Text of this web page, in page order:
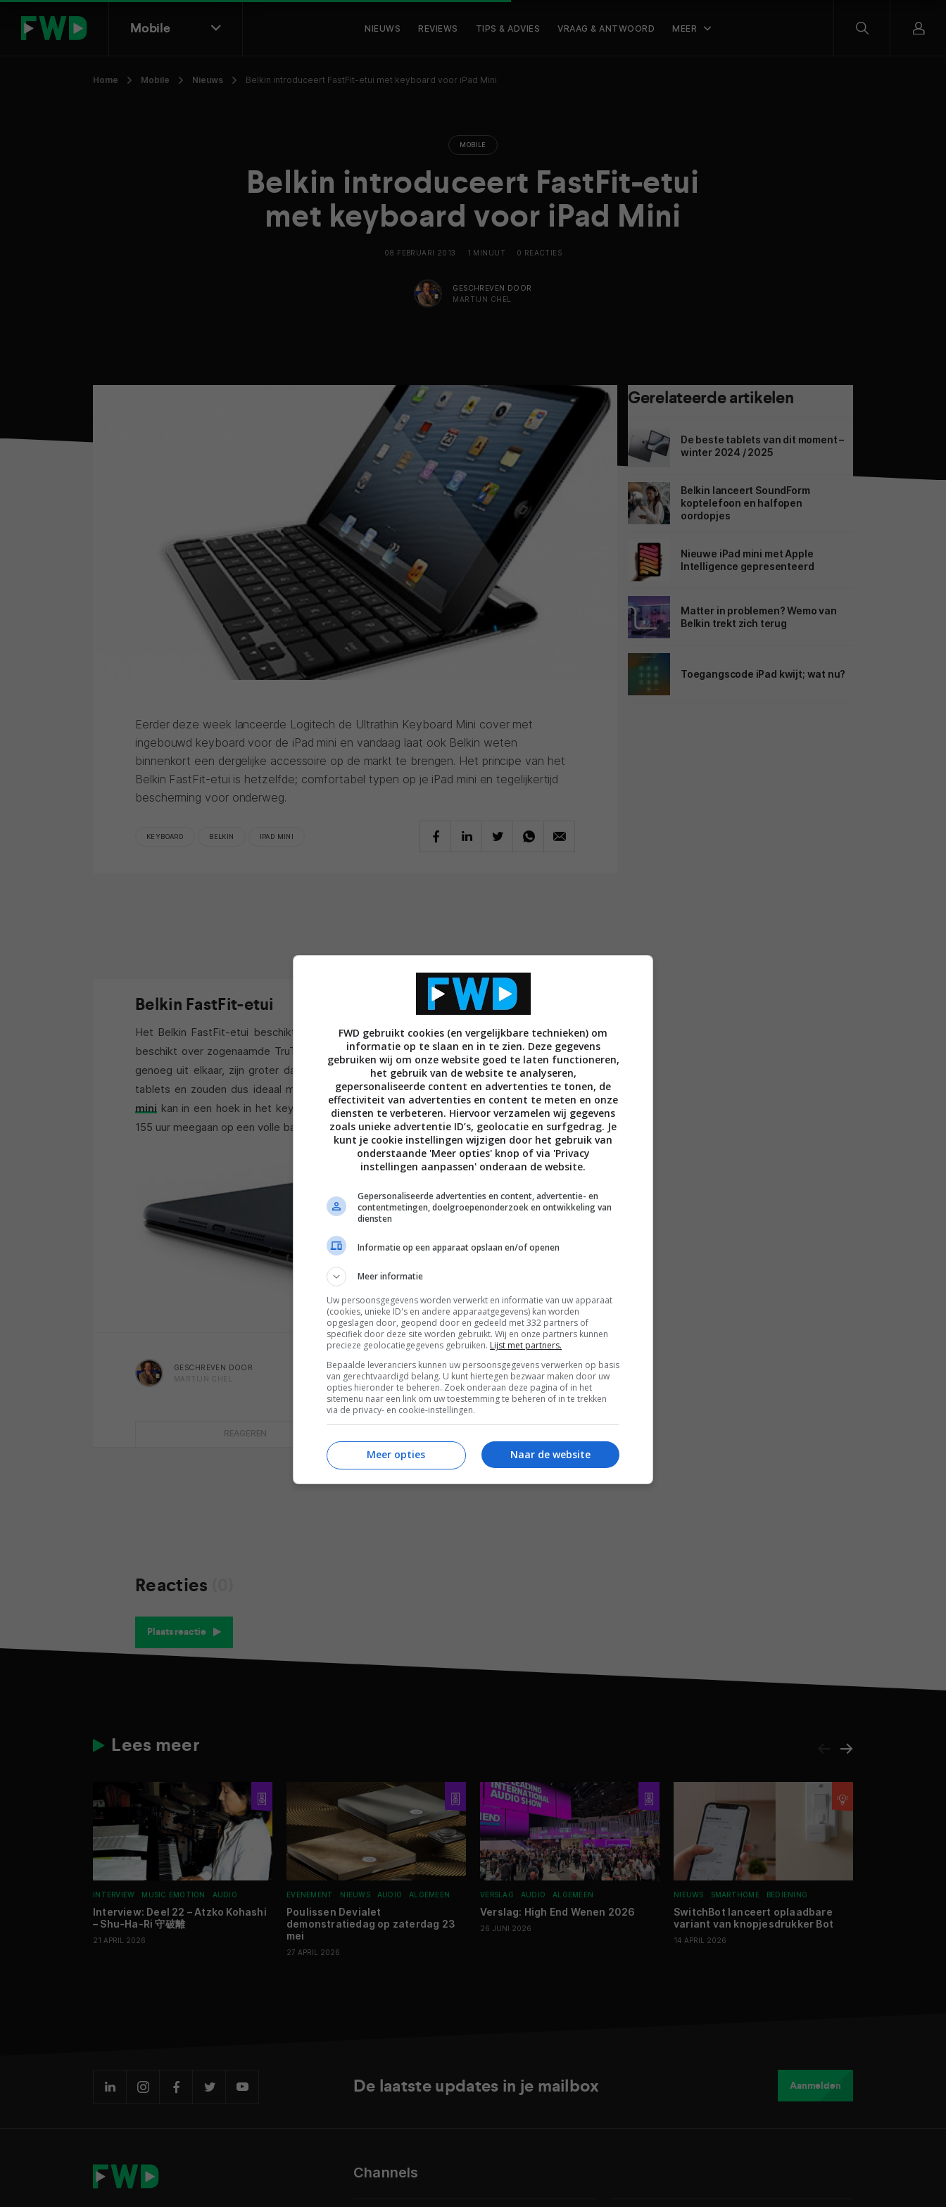
Mobile NIEUWS REVIEWS TIPS & ADVIES VRAAG & ANTWOORD MEER
Home Mobile Nieuws Belkin introduceert FastFit-etui met keyboard voor iPad Mini
MOBILE
Belkin introduceert FastFit-etui
met keyboard voor iPad Mini
08 FEBRUARI 2013 1 MINUUT 0 REACTIES
GESCHREVEN DOOR
MARTIJN CHEL
Eerder deze week lanceerde Logitech de Ultrathin Keyboard Mini cover met
ingebouwd keyboard voor de iPad mini en vandaag laat ook Belkin weten
binnenkort een dergelijke accessoire op de markt te brengen. Het principe van het
Belkin FastFit-etui is hetzelfde; comfortabel typen op je iPad mini en tegelijkertijd
bescherming voor onderweg.
KEYBOARD BELKIN IPAD MINI
Belkin FastFit-etui
Het Belkin FastFit-etui beschikt over een Bluetooth keyboard dat volgens de fabrikant
beschikt over zogenaamde TruType toetsen. Deze geven optimale feedback, liggen ver
genoeg uit elkaar, zijn groter dan de gemiddelde toetsen op een keyboard voor 7 inch
tablets en zouden dus ideaal moeten zijn voor het typen van langere teksten. DeiPad
mini kan in een hoek in het keyboard geplaatst worden en het keyboard moet minimaal
155 uur meegaan op een volle batterij. Het keyboard kan middels USB opgeladen worden.
GESCHREVEN DOOR
MARTIJN CHEL
REAGEREN
Reacties
Plaats reactie
Gerelateerde artikelen
De beste tablets van dit moment –
winter 2024 / 2025
Belkin lanceert SoundForm
koptelefoon en halfopen
oordopjes
Nieuwe iPad mini met Apple
Intelligence gepresenteerd
Matter in problemen? Wemo van
Belkin trekt zich terug
Toegangscode iPad kwijt; wat nu?
Lees meer
INTERVIEW MUSIC EMOTION AUDIO
Interview: Deel 22 – Atzko Kohashi
– Shu-Ha-Ri 守破離
21 APRIL 2026
EVENEMENT NIEUWS AUDIO ALGEMEEN
Poulissen Devialet
demonstratiedag op zaterdag 23
mei
27 APRIL 2026
VERSLAG AUDIO ALGEMEEN
Verslag: High End Wenen 2026
26 JUNI 2026
NIEUWS SMARTHOME BEDIENING
SwitchBot lanceert oplaadbare
variant van knopjesdrukker Bot
14 APRIL 2026
De laatste updates in je mailbox Aanmelden
Channels
FWD gebruikt cookies (en vergelijkbare technieken) om
informatie op te slaan en in te zien. Deze gegevens
gebruiken wij om onze website goed te laten functioneren,
het gebruik van de website te analyseren,
gepersonaliseerde content en advertenties te tonen, de
effectiviteit van advertenties en content te meten en onze
diensten te verbeteren. Hiervoor verzamelen wij gegevens
zoals unieke advertentie ID’s, geolocatie en surfgedrag. Je
kunt je cookie instellingen wijzigen door het gebruik van
onderstaande 'Meer opties' knop of via 'Privacy
instellingen aanpassen' onderaan de website.
Gepersonaliseerde advertenties en content, advertentie- en
contentmetingen, doelgroepenonderzoek en ontwikkeling van
diensten
Informatie op een apparaat opslaan en/of openen
Meer informatie
Uw persoonsgegevens worden verwerkt en informatie van uw apparaat
(cookies, unieke ID's en andere apparaatgegevens) kan worden
opgeslagen door, geopend door en gedeeld met 332 partners of
specifiek door deze site worden gebruikt. Wij en onze partners kunnen
precieze geolocatiegegevens gebruiken. Lijst met partners.
Bepaalde leveranciers kunnen uw persoonsgegevens verwerken op basis
van gerechtvaardigd belang. U kunt hiertegen bezwaar maken door uw
opties hieronder te beheren. Zoek onderaan deze pagina of in het
sitemenu naar een link om uw toestemming te beheren of in te trekken
via de privacy- en cookie-instellingen.
Naar de website
Meer opties